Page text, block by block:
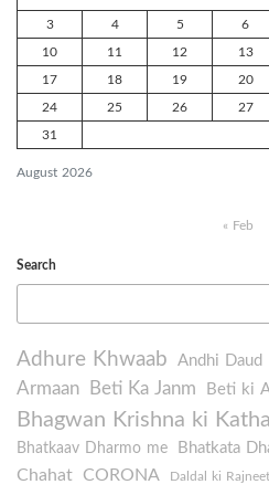
August 2026
3 4 5 6
10 11 12 13
17 18 19 20
24 25 26 27
31
« Feb
Search
Adhure Khwaab Andhi Daud
Armaan Beti Ka Janm Beti ki
Bhagwan Krishna ki Katha
Bhatkaav Dharmo me Bhatkata
Chahat CORONA Daldal ki Rajneet